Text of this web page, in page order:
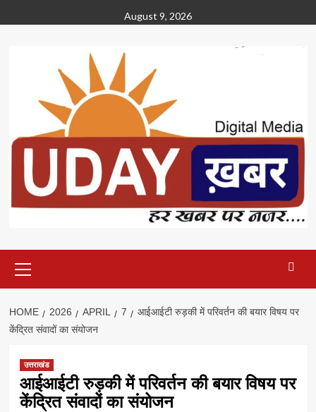
to
August 9, 2026
Menu
HOME 2026 APRIL 7
आईआईटी रुड़की में परिवर्तन की बयार विषय पर
केंद्रित संवादों का संयोजन
उत्तराखंड
आईआईटी रुड़की में परिवर्तन की बयार विषय पर
केंद्रित संवादों का संयोजन